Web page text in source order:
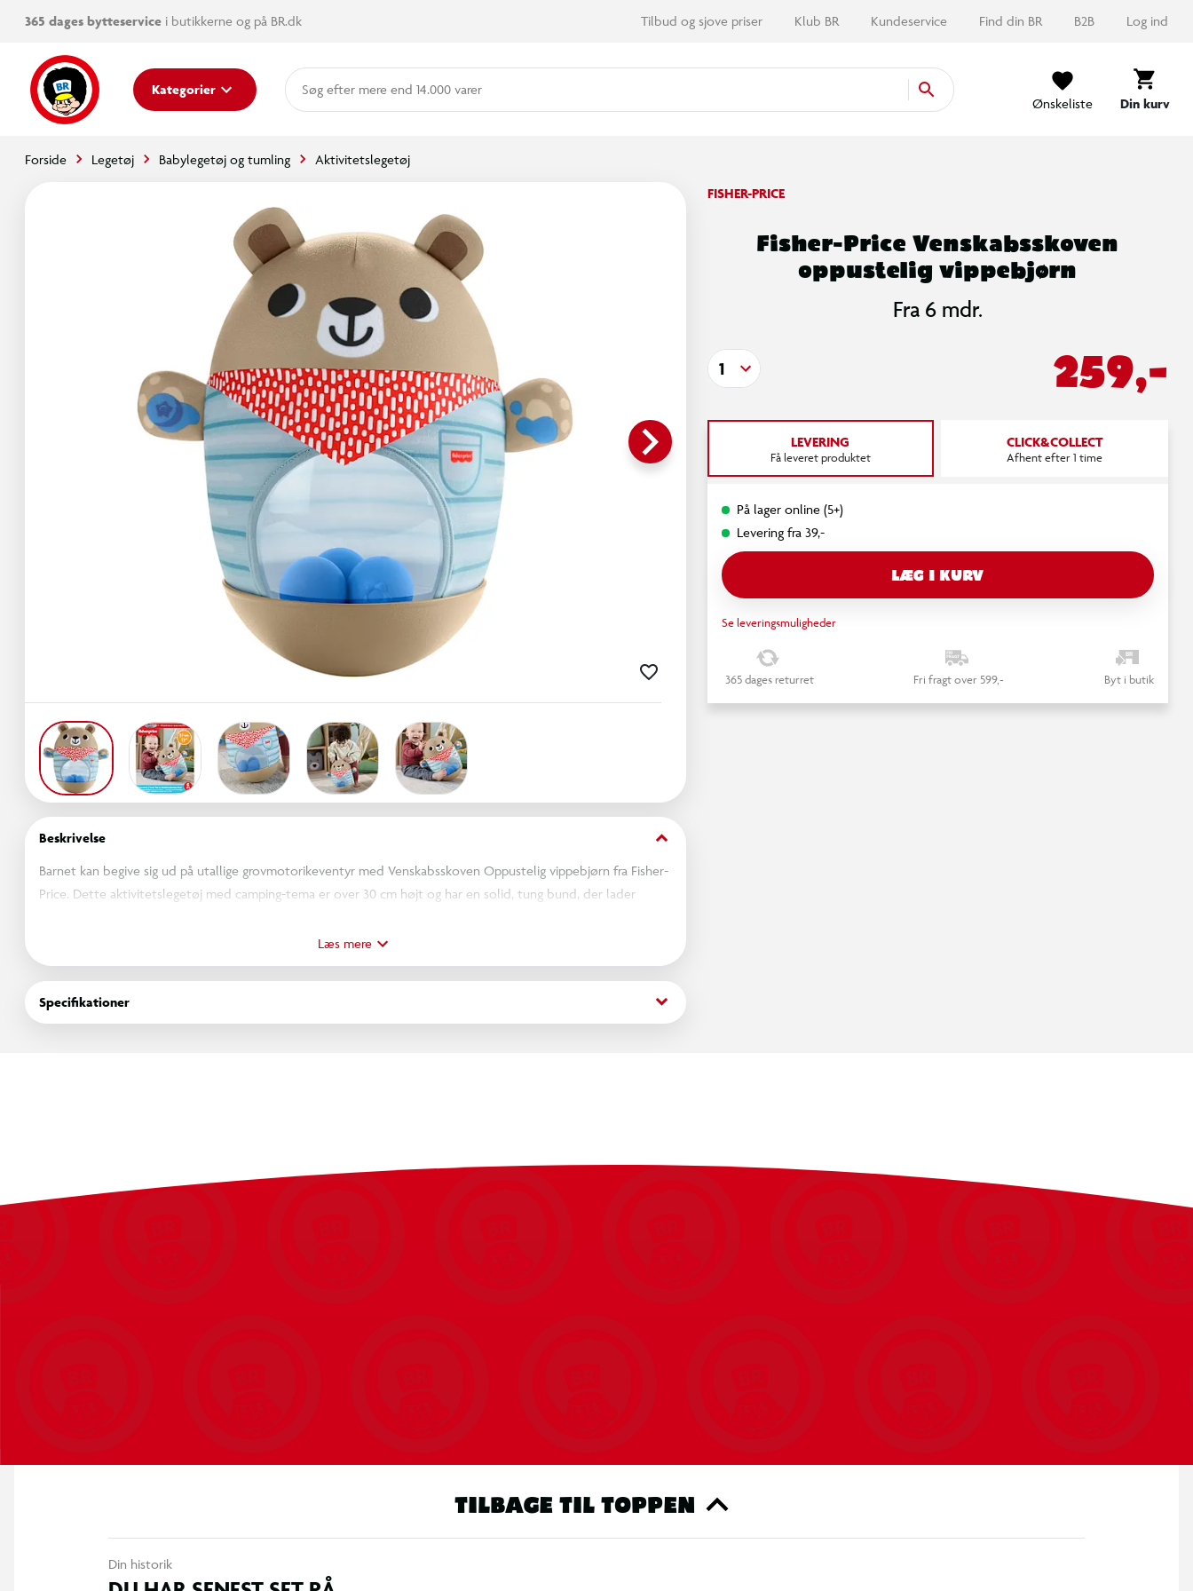
365 dages bytteservice i butikkerne og på BR.dk Tilbud og sjove priser Klub BR Kundeservice Find din BR B2B Log ind
Kategorier
mere end 14.000 varer
Ønskeliste
Din kurv
Forside Legetøj Babylegetøj og tumling Aktivitetslegetøj
keyboard_arrow_right
Beskrivelse keyboard_arrow_down
Barnet kan begive sig ud på utallige grovmotorikeventyr med Venskabsskoven Oppustelig vippebjørn fra Fisher-
Price. Dette aktivitetslegetøj med camping-tema er over 30 cm højt og har en solid, tung bund, der lader
mave, når han vipper. Den bløde "pels" og stofdetaljerne opmuntrer små hænder til at udforske, hvilket giver
anledning til endnu mere sanseskærpende sjov. Farver og mønstre kan variere.
Læs mere
Specifikationer keyboard_arrow_down
FISHER-PRICE
Fisher-Price Venskabsskoven
oppustelig vippebjørn
Fra 6 mdr.
259,-
1
LEVERING
Få leveret produktet
CLICK&COLLECT
Afhent efter 1 time
På lager online (5+)
Levering fra 39,-
LÆG I KURV
Se leveringsmuligheder
365 dages returret Fri fragt over 599,- Byt i butik
TILBAGE TIL TOPPEN
Din historik